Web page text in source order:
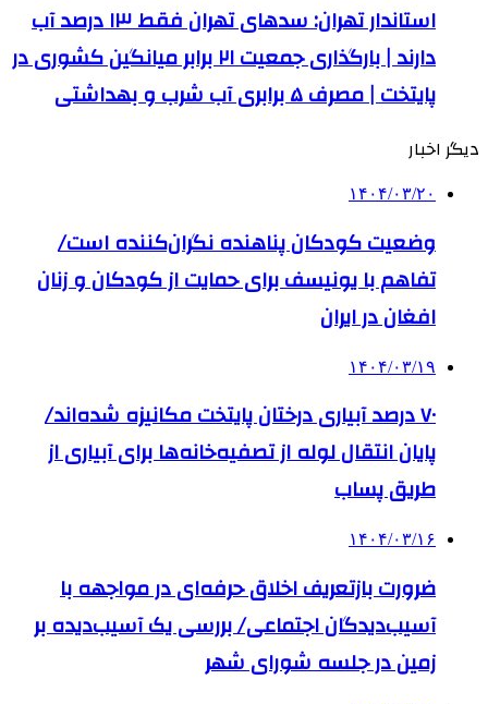
استاندار تهران: سدهای تهران فقط ۱۳ درصد آب
دارند | بارگذاری جمعیت ۲۱ برابر میانگین کشوری در
پایتخت | مصرف ۵ برابری آب شرب و بهداشتی
دیگر اخبار
۱۴۰۴/۰۳/۲۰
وضعیت کودکان پناهنده نگران‌کننده است/
تفاهم با یونیسف برای حمایت از کودکان و زنان
افغان در ایران
۱۴۰۴/۰۳/۱۹
۷۰ درصد آبیاری درختان پایتخت مکانیزه شده‌اند/
پایان انتقال لوله از تصفیه‌خانه‌ها برای آبیاری از
طریق پساب
۱۴۰۴/۰۳/۱۶
ضرورت بازتعریف اخلاق حرفه‌ای در مواجهه با
آسیب‌دیدگان اجتماعی/ بررسی یک آسیب‌دیده بر
زمین در جلسه شورای شهر